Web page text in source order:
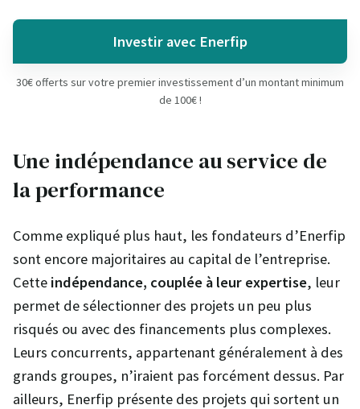
Investir avec Enerfip
30€ offerts sur votre premier investissement d’un montant minimum
de 100€ !
Une indépendance au service de
la performance
Comme expliqué plus haut, les fondateurs d’Enerfip
sont encore majoritaires au capital de l’entreprise.
Cette indépendance, couplée à leur expertise, leur
permet de sélectionner des projets un peu plus
risqués ou avec des financements plus complexes.
Leurs concurrents, appartenant généralement à des
grands groupes, n’iraient pas forcément dessus. Par
ailleurs, Enerfip présente des projets qui sortent un